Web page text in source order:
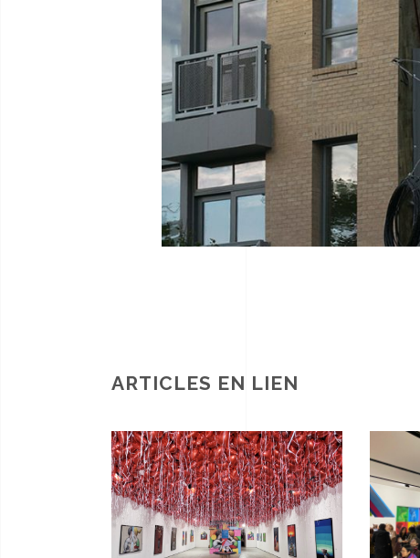
ARTICLES EN LIEN